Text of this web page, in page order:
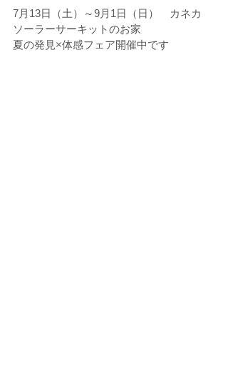
7月13日（土）～9月1日（日）　カネカ
ソーラーサーキットのお家
夏の発見×体感フェア開催中です